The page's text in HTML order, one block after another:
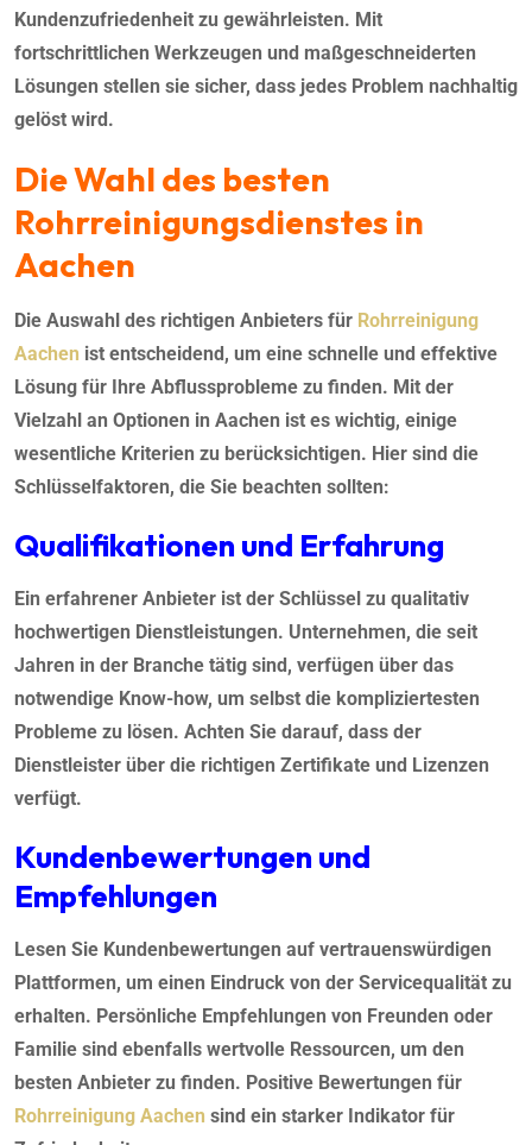
Kundenzufriedenheit zu gewährleisten. Mit
fortschrittlichen Werkzeugen und maßgeschneiderten
Lösungen stellen sie sicher, dass jedes Problem nachhaltig
gelöst wird.
Die Wahl des besten
Rohrreinigungsdienstes in
Aachen
Die Auswahl des richtigen Anbieters für Rohrreinigung
Aachen ist entscheidend, um eine schnelle und effektive
Lösung für Ihre Abflussprobleme zu finden. Mit der
Vielzahl an Optionen in Aachen ist es wichtig, einige
wesentliche Kriterien zu berücksichtigen. Hier sind die
Schlüsselfaktoren, die Sie beachten sollten:
Qualifikationen und Erfahrung
Ein erfahrener Anbieter ist der Schlüssel zu qualitativ
hochwertigen Dienstleistungen. Unternehmen, die seit
Jahren in der Branche tätig sind, verfügen über das
notwendige Know-how, um selbst die kompliziertesten
Probleme zu lösen. Achten Sie darauf, dass der
Dienstleister über die richtigen Zertifikate und Lizenzen
verfügt.
Kundenbewertungen und
Empfehlungen
Lesen Sie Kundenbewertungen auf vertrauenswürdigen
Plattformen, um einen Eindruck von der Servicequalität zu
erhalten. Persönliche Empfehlungen von Freunden oder
Familie sind ebenfalls wertvolle Ressourcen, um den
besten Anbieter zu finden. Positive Bewertungen für
Rohrreinigung Aachen sind ein starker Indikator für